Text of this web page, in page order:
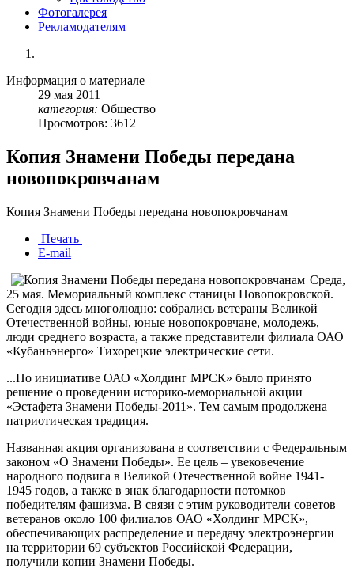
Фотогалерея
Рекламодателям
Информация о материале
29 мая 2011
категория: Общество
Просмотров: 3612
Копия Знамени Победы передана
новопокровчанам
Копия Знамени Победы передана новопокровчанам
Печать
E-mail
Среда,
25 мая. Мемориальный комплекс станицы Новопокровской.
Сегодня здесь многолюдно: собрались ветераны Великой
Отечественной войны, юные новопокровчане, молодежь,
люди среднего возраста, а также представители филиала ОАО
«Кубаньэнерго» Тихорецкие электрические сети.
...По инициативе ОАО «Холдинг МРСК» было принято
решение о проведении историко-мемориальной акции
«Эстафета Знамени Победы-2011». Тем самым продолжена
патриотическая традиция.
Названная акция организована в соответствии с Федеральным
законом «О Знамени Победы». Ее цель – увековечение
народного подвига в Великой Отечественной войне 1941-
1945 годов, а также в знак благодарности потомков
победителям фашизма. В связи с этим руководители советов
ветеранов около 100 филиалов ОАО «Холдинг МРСК»,
обеспечивающих распределение и передачу электроэнергии
на территории 69 субъектов Российской Федерации,
получили копии Знамени Победы.